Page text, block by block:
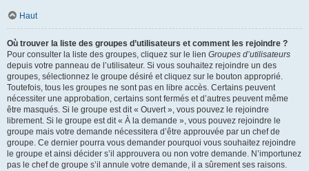
Haut
Où trouver la liste des groupes d’utilisateurs et comment les rejoindre ?
Pour consulter la liste des groupes, cliquez sur le lien Groupes d’utilisateurs
depuis votre panneau de l’utilisateur. Si vous souhaitez rejoindre un des
groupes, sélectionnez le groupe désiré et cliquez sur le bouton approprié.
Toutefois, tous les groupes ne sont pas en libre accès. Certains peuvent
nécessiter une approbation, certains sont fermés et d’autres peuvent même
être masqués. Si le groupe est dit « Ouvert », vous pouvez le rejoindre
librement. Si le groupe est dit « À la demande », vous pouvez rejoindre le
groupe mais votre demande nécessitera d’être approuvée par un chef de
groupe. Ce dernier pourra vous demander pourquoi vous souhaitez rejoindre
le groupe et ainsi décider s’il approuvera ou non votre demande. N’importunez
pas le chef de groupe s’il annule votre demande, il a sûrement ses raisons.